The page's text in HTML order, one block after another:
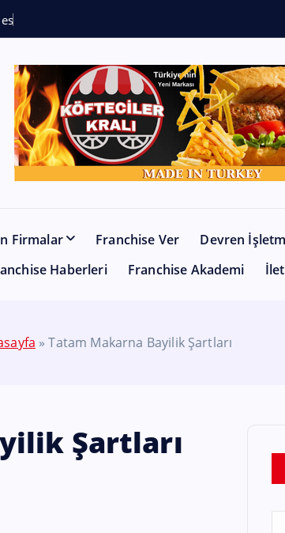
esh
Firmalar Franchise Ver
Devren
Haberleri Franchise Akademi
»Tatam Makarna Bayilik Şartları
Şartları